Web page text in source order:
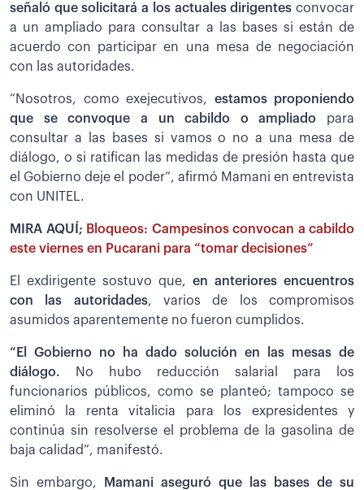
señaló que solicitará a los actuales dirigentes convocar
a un ampliado para consultar a las bases si están de
acuerdo con participar en una mesa de negociación
con las autoridades.
“Nosotros, como exejecutivos, estamos proponiendo
que se convoque a un cabildo o ampliado para
consultar a las bases si vamos o no a una mesa de
diálogo, o si ratifican las medidas de presión hasta que
el Gobierno deje el poder”, afirmó Mamani en entrevista
con UNITEL.
MIRA AQUÍ; Bloqueos: Campesinos convocan a cabildo
este viernes en Pucarani para “tomar decisiones”
El exdirigente sostuvo que, en anteriores encuentros
con las autoridades, varios de los compromisos
asumidos aparentemente no fueron cumplidos.
“El Gobierno no ha dado solución en las mesas de
diálogo.
No hubo reducción salarial para los
funcionarios públicos, como se planteó; tampoco se
eliminó la renta vitalicia para los expresidentes y
continúa sin resolverse el problema de la gasolina de
baja calidad”, manifestó.
Sin embargo,
Mamani aseguró que las bases de su